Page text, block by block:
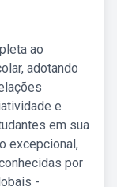
ao
adotando
e
em sua
excepcional,
por
-